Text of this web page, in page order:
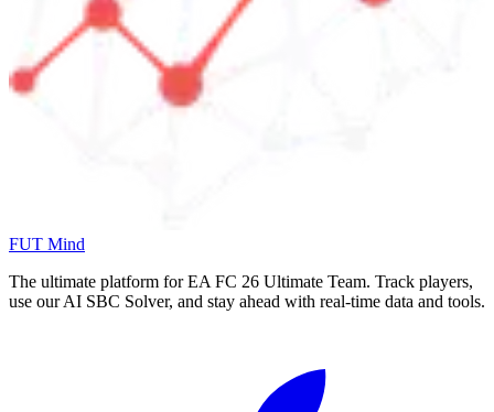
FUT Mind
The ultimate platform for EA FC 26 Ultimate Team. Track players,
use our AI SBC Solver, and stay ahead with real-time data and tools.